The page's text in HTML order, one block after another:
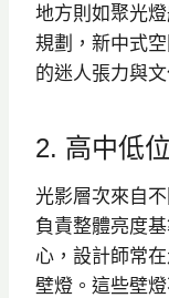
地方則如聚光
規劃，新中式
的迷人張力與文
2. 高中低
光影層次來自
負責整體亮度
心，設計師常
壁燈。這些壁